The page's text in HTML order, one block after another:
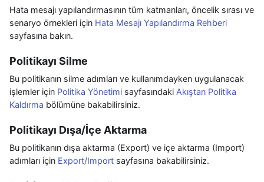
Hata mesajı yapılandırmasının tüm katmanları, öncelik sırası ve
senaryo örnekleri için Hata Mesajı Yapılandırma Rehberi
sayfasına bakın.
Politikayı Silme
Bu politikanın silme adımları ve kullanımdayken uygulanacak
işlemler için Politika Yönetimi sayfasındaki Akıştan Politika
Kaldırma bölümüne bakabilirsiniz.
Politikayı Dışa/İçe Aktarma
Bu politikanın dışa aktarma (Export) ve içe aktarma (Import)
adımları için Export/Import sayfasına bakabilirsiniz.